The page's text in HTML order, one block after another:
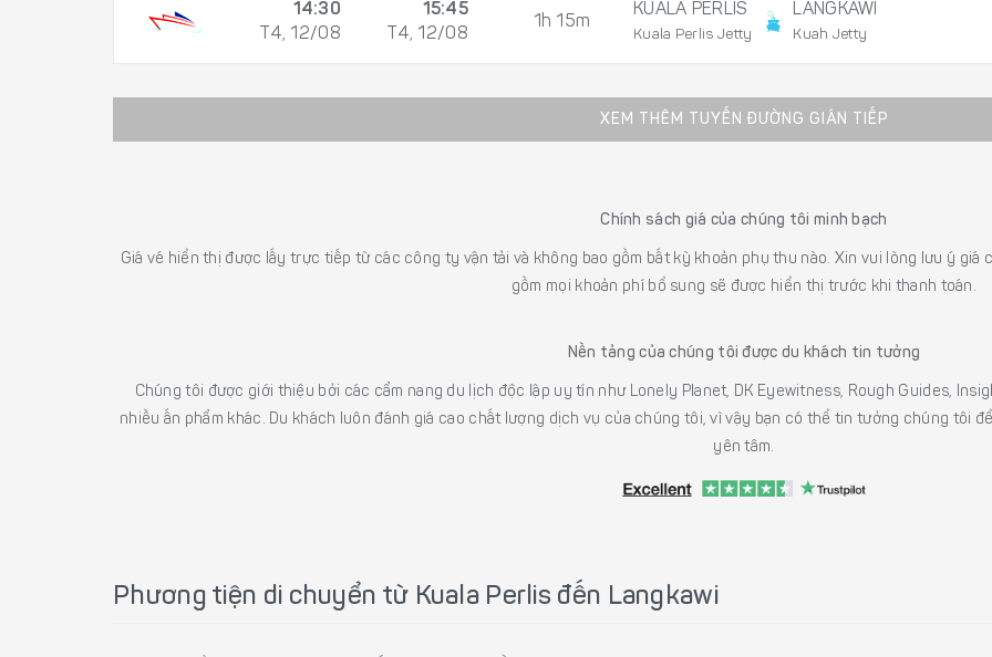
14:30
T4, 12/08
15:45
T4, 12/08
1h 15m
KUALA PERLIS
Kuala Perlis Jetty
LANGKAWI
Kuah Jetty
XEM THÊM TUYẾN ĐƯỜNG GIÁN TIẾP
Chính sách giá của chúng tôi minh bạch
Giá vé hiển thị được lấy trực tiếp từ các công ty vận tải và không bao gồm bất kỳ khoản phụ thu nào. Xin vui lòng lưu ý giá
gồm mọi khoản phí bổ sung sẽ được hiển thị trước khi thanh toán.
Nền tảng của chúng tôi được du khách tin tưởng
Chúng tôi được giới thiệu bởi các cẩm nang du lịch độc lập uy tín như Lonely Planet, DK Eyewitness, Rough Guides,
nhiều ấn phẩm khác. Du khách luôn đánh giá cao chất lượng dịch vụ của chúng tôi, vì vậy bạn có thể tin tưởng chúng tôi
yên tâm.
Phương tiện di chuyển từ Kuala Perlis đến Langkawi